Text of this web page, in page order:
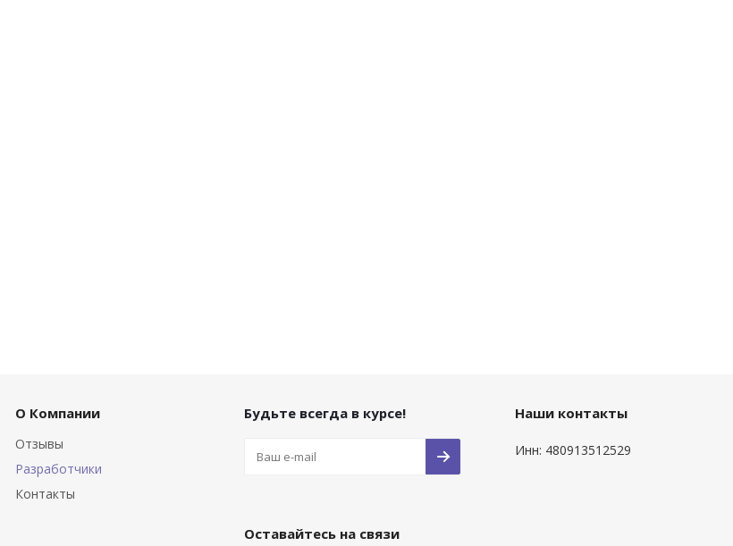
О Компании
Отзывы
Разработчики
Контакты
Будьте всегда в курсе!
Оставайтесь на связи
Наши контакты
Инн: 480913512529